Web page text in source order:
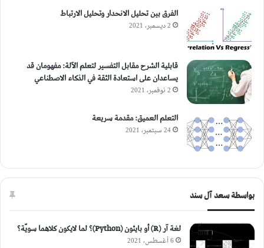
الفرق بين تحليل الانحدار وتحليل الارتباط
2 ديسمبر، 2021
قابلية الشرح مقابل التفسير لتعلم الآلة: مفهومان قد
يساعدان على استعادة الثقة في الذكاء الاصطناعي
2 نوفمبر، 2021
التعلم العميق: مقدمة سريعة
24 سبتمبر، 2021
بواسطة سعد آل سند
لغة آر (R) أو بايثون (Python)؟ لما لايكون كلاهما سويّة؟
6 أغسطس، 2021